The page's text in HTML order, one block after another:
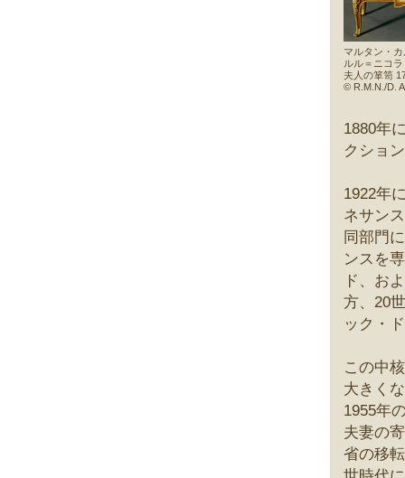
マルタン・
ルル＝ニコ
夫人の箪笥
© R.M.N./D.
1880年
クショ
1922年
ネサン
同部門
ンスを
ド、お
方、20
ック・
この中
大きく
1955年
夫妻の
省の移